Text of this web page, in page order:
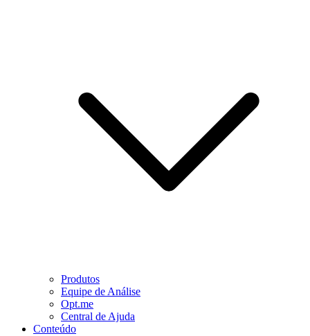
Produtos
Equipe de Análise
Opt.me
Central de Ajuda
Conteúdo